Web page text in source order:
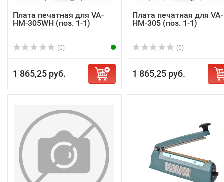
Плата печатная для VA-
HM-305WH (поз. 1-1)
(0)
1 865,25 руб.
Плата печатная для VA-
HM-305 (поз. 1-1)
(0)
1 865,25 руб.